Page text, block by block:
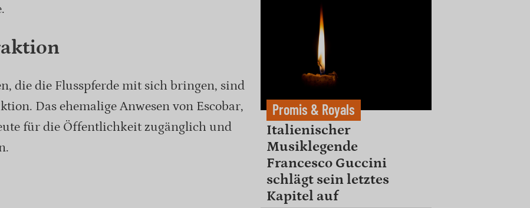
die die Flusspferde mit sich bringen, sind
Das ehemalige Anwesen von Escobar,
für die Öffentlichkeit zugänglich und
Promis & Royals
Italienischer
Musiklegende
Francesco Guccini
schlägt sein letztes
Kapitel auf